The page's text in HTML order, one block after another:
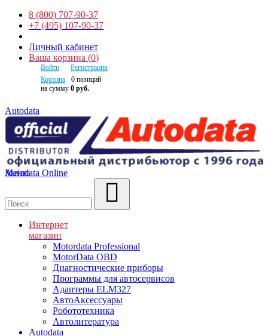
8 (800) 707-90-37
+7 (495) 107-90-37
Личный кабинет
Ваша корзина (0)
Войти
Регистрация
Корзина
0 позиций
на сумму 0 руб.
Autodata
Autodata Online
Меню
Интернет
магазин
Motordata Professional
MotorData OBD
Диагностические приборы
Программы для автосервисов
Адаптеры ELM327
АвтоАксессуары
Робототехника
Автолитература
Autodata